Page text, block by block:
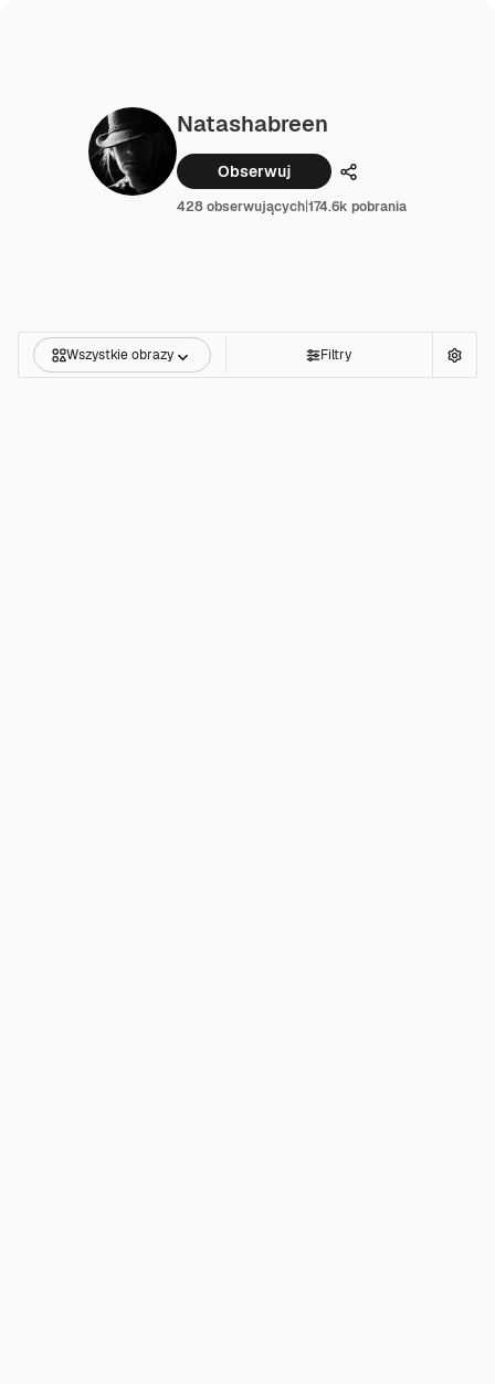
Natashabreen
Obserwuj Udostępnij
428 obserwujących|174.6k pobrania
Wszystkie obrazy Filtry